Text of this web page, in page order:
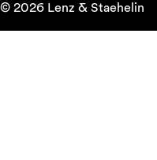
© 2026 Lenz & Staehelin